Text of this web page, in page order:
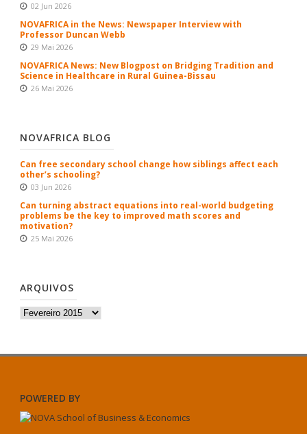
02 Jun 2026
NOVAFRICA in the News: Newspaper Interview with
Professor Duncan Webb
29 Mai 2026
NOVAFRICA News: New Blogpost on Bridging Tradition and
Science in Healthcare in Rural Guinea-Bissau
26 Mai 2026
NOVAFRICA BLOG
Can free secondary school change how siblings affect each
other’s schooling?
03 Jun 2026
Can turning abstract equations into real-world budgeting
problems be the key to improved math scores and
motivation?
25 Mai 2026
ARQUIVOS
Arquivos
POWERED BY